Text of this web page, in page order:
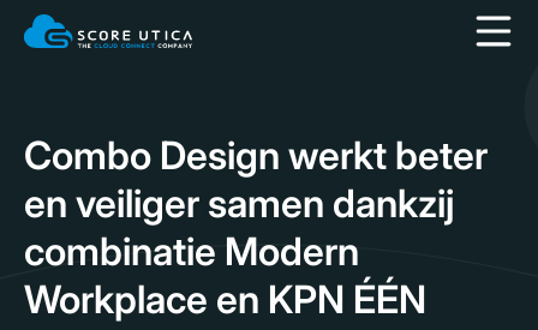
Combo Design werkt beter
en veiliger samen dankzij
combinatie Modern
Workplace en KPN ÉÉN